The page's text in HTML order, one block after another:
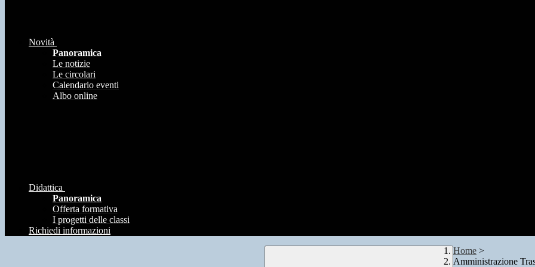
Novità
Panoramica
Le notizie
Le circolari
Calendario eventi
Albo online
Didattica
Panoramica
Offerta formativa
I progetti delle classi
Richiedi informazioni
Home >
Amministrazione